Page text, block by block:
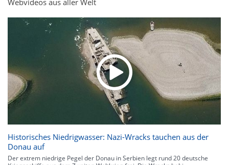
Webvideos aus aller Welt
Historisches Niedrigwasser: Nazi-Wracks tauchen aus der
Donau auf
Der extrem niedrige Pegel der Donau in Serbien legt rund 20 deutsche